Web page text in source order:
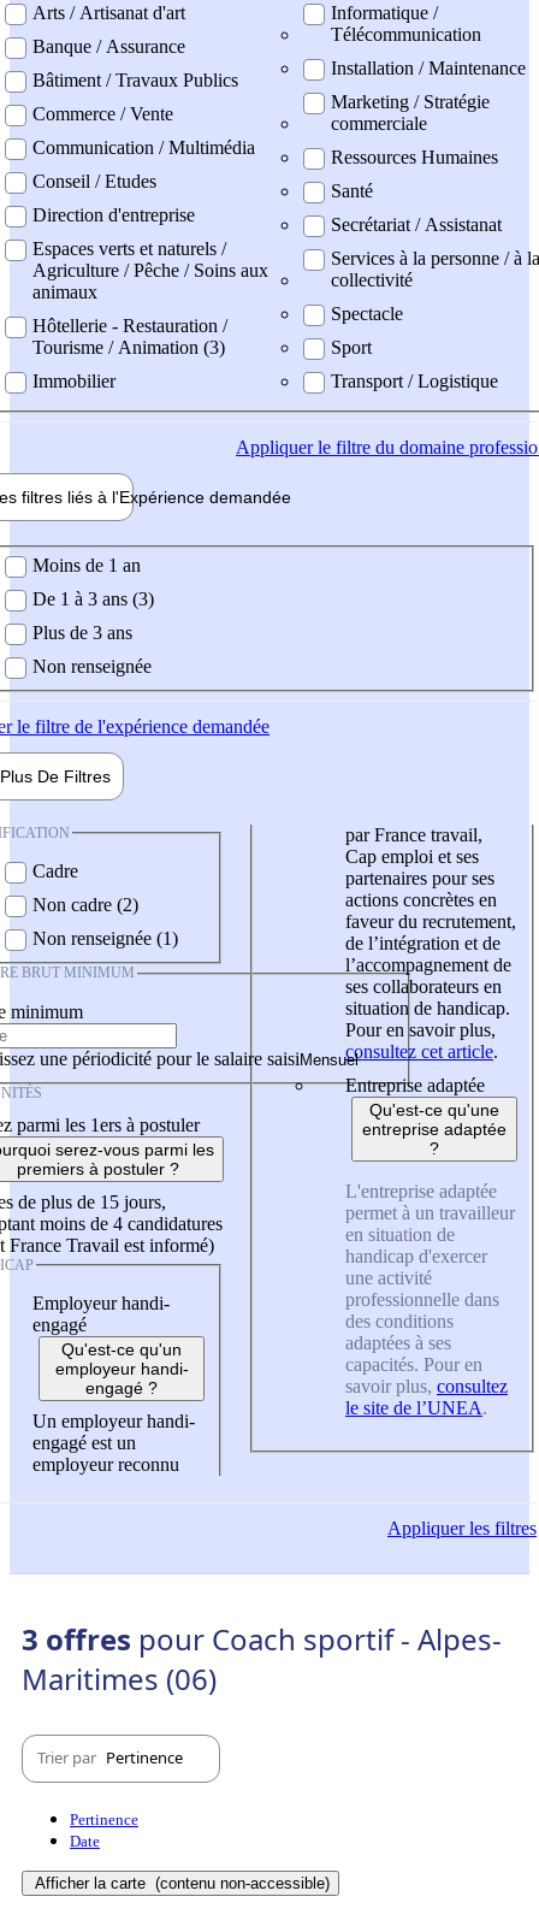
Arts / Artisanat d'art
Banque / Assurance
Bâtiment / Travaux Publics
Commerce / Vente
Communication / Multimédia
Conseil / Etudes
Direction d'entreprise
Espaces verts et naturels /
Agriculture / Pêche / Soins aux
animaux
Hôtellerie - Restauration /
Tourisme / Animation (3)
Immobilier
Informatique /
Télécommunication
Installation / Maintenance
Marketing / Stratégie
commerciale
Ressources Humaines
Santé
Secrétariat / Assistanat
Services à la personne / à la
collectivité
Spectacle
Sport
Transport / Logistique
Appliquerle filtre du domaine
filtres liés à l'Expérience demandée
demandée
Moins de 1 an
De 1 à 3 ans (3)
Plus de 3 ans
Non renseignée
le filtre de l'expérience demandée
Plus De Filtres
Cadre
Non cadre (2)
Non renseignée (1)
BRUT MINIMUM
minimum
une périodicité pour le salaire saisi
parmi les 1ers à postuler
serez-vous parmi les
premiers à postuler ?
de plus de 15 jours,
moins de 4 candidatures
France Travail est informé)
Employeur handi-
engagé
Qu'est-ce qu'un
employeur handi-
engagé ?
Un employeur handi-
engagé est un
employeur reconnu
par France travail,
Cap emploi et ses
partenaires pour ses
actions concrètes en
faveur du recrutement,
de l’intégration et de
l’accompagnement de
ses collaborateurs en
situation de handicap.
Pour en savoir plus,
consultez cet article.
Entreprise adaptée
Qu'est-ce qu'une
entreprise adaptée
?
L'entreprise adaptée
permet à un travailleur
en situation de
handicap d'exercer
une activité
professionnelle dans
des conditions
adaptées à ses
capacités. Pour en
savoir plus, consultez
le site de l’UNEA.
Appliquerles filtres
3 offres pour Coach sportif - Alpes-
Maritimes (06)
Trier par Pertinence
Pertinence
Date
Afficher la carte (contenu non-accessible)